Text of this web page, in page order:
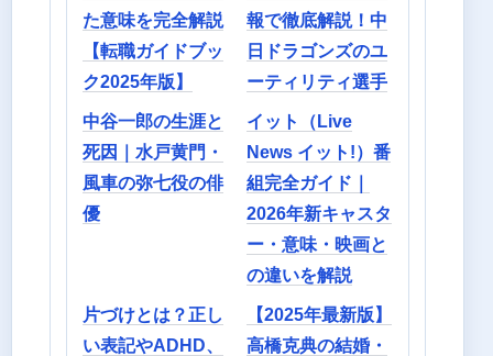
た意味を完全解説
【転職ガイドブッ
ク2025年版】
報で徹底解説！中
日ドラゴンズのユ
ーティリティ選手
中谷一郎の生涯と
死因｜水戸黄門・
風車の弥七役の俳
優
イット（Live
News イット!）番
組完全ガイド｜
2026年新キャスタ
ー・意味・映画と
の違いを解説
片づけとは？正し
い表記やADHD、
【2025年最新版】
高橋克典の結婚・